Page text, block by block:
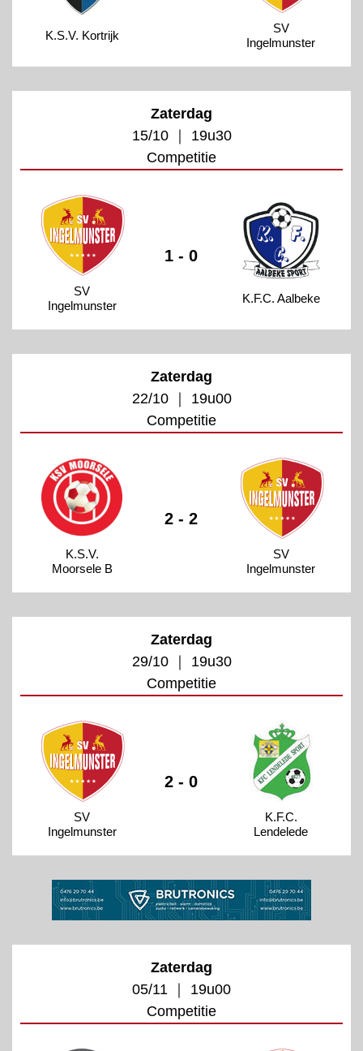
K.S.V. Kortrijk
SV
Ingelmunster
Zaterdag
15/10 ｜ 19u30
Competitie
SV
Ingelmunster
1 - 0
K.F.C. Aalbeke
Zaterdag
22/10 ｜ 19u00
Competitie
K.S.V.
Moorsele B
2 - 2
SV
Ingelmunster
Zaterdag
29/10 ｜ 19u30
Competitie
SV
Ingelmunster
2 - 0
K.F.C.
Lendelede
Zaterdag
05/11 ｜ 19u00
Competitie